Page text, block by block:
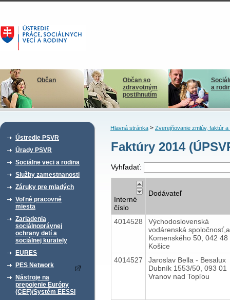
Občan
Občan so
zdravotným
postihnutím
a
Ústredie PSVR
Úrady PSVR
Sociálne veci a rodina
Služby zamestnanosti
Záruky pre mladých
Voľné pracovné
miesta
Zariadenia
sociálnoprávnej
ochrany detí a
sociálnej kurately
EURES
PES Network
Nástroje na
prepojenie Európy
(CEF)/Systém EESSI
Hlavná stránka> Zverejňovanie zmlúv, faktúr a
Faktúry 2014
Vyhľadať:
Interné
číslo
Dodávateľ
4014528
Východoslovenská
vodárenská
Komenského 50, 042 48
Košice
4014527
Jaroslav Bella - Besalux
Dubník 1553/50, 093 01
Vranov nad Topľou